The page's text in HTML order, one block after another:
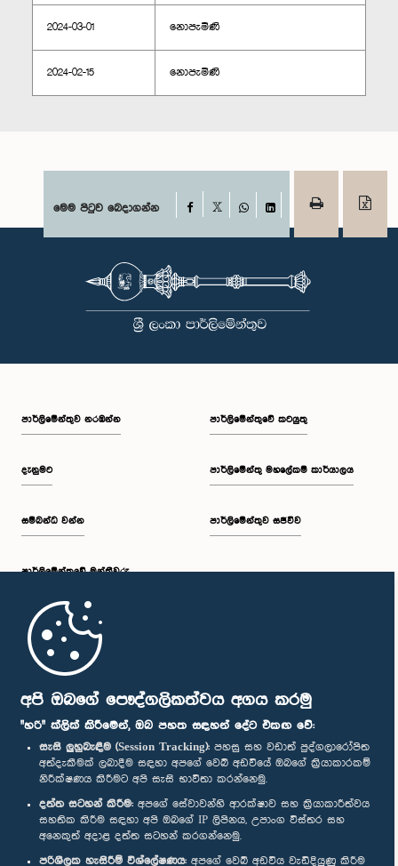
අපි ඔබගේ පෞද්ගලිකත්වය අගය කරමු
"හරි" ක්ලික් කිරීමෙන්, ඔබ පහත සඳහන් දේට එකඟ වේ:
සැසි ලුහුබැඳීම (Session Tracking): පහසු සහ වඩාත් පුද්ගලාරෝපිත
අත්දැකීමක් ලබාදීම සඳහා අපගේ වෙබ් අඩවියේ ඔබගේ ක්‍රියාකාරකම්
නිරීක්ෂණය කිරීමට අපි සැසි භාවිතා කරන්නෙමු.
දත්ත සටහන් කිරීම: අපගේ සේවාවන්හි ආරක්ෂාව සහ ක්‍රියාකාරීත්වය
සහතික කිරීම සඳහා අපි ඔබගේ IP ලිපිනය, උපාංග විස්තර සහ
අනෙකුත් අදාළ දත්ත සටහන් කරගන්නෙමු.
පරිශීලක හැසිරීම් විශ්ලේෂණය: අපගේ වෙබ් අඩවිය වැඩිදියුණු කිරීම
2024-03-01 නොපැමිණි
2024-02-15 නොපැමිණි
මෙම පිටුව බෙදාගන්න Facebook
WhatsAppLinkedIn
පාර්ලි‌මේන්තුව නරඹන්න
දැනුමට
සම්බන්ධ වන්න
පාර්ලි‌මේන්තුවේ මන්ත්‍රීවරු
මුල් පිටුව
පාර්ලිමේන්තුවේ කටයුතු
පාර්ලිමේන්තු මහලේකම් කාර්යාලය
පාර්ලිමේන්තුව සජීවීව
පාර්ලිමේන්තු ජංගම යෙදුම
අප හා සම්බන්ධ වී සිටින්න :
සම්මාන